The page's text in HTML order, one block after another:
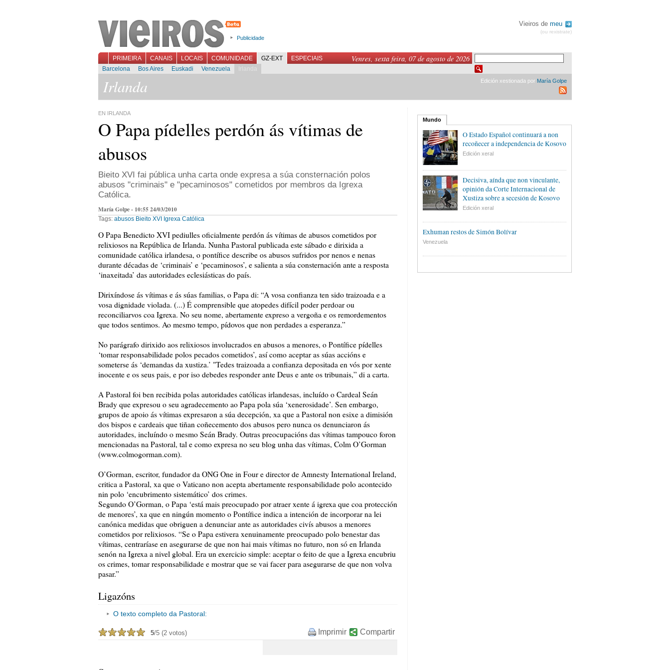
Publicidade
Vieiros de meu
(ou rexistrate)
Venres, sexta feira, 07 de agosto de 2026
PRIMEIRA CANAIS LOCAIS COMUNIDADE GZ-EXT
ESPECIAIS
Barcelona
Bos Aires Euskadi Venezuela Irlanda
Irlanda Edición xestionada por María Golpe
EN IRLANDA
O Papa pídelles perdón ás vítimas de
abusos
Bieito XVI fai pública unha carta onde expresa a súa consternación polos
abusos "criminais" e "pecaminosos" cometidos por membros da Igrexa
Católica.
María Golpe - 10:55 24/03/2010
Tags: abusos Bieito XVI Igrexa Católica
O Papa Benedicto XVI pediulles oficialmente perdón ás vítimas de abusos cometidos por
relixiosos na República de Irlanda. Nunha Pastoral publicada este sábado e dirixida a
comunidade católica irlandesa, o pontífice describe os abusos sufridos por nenos e nenas
durante décadas de ‘criminais’ e ‘pecaminosos’, e salienta a súa consternación ante a resposta
‘inaxeitada’ das autoridades eclesiásticas do país.
Dirixíndose ás vítimas e ás súas familias, o Papa di: “A vosa confianza ten sido traizoada e a
vosa dignidade violada. (...) É comprensible que atopedes difícil poder perdoar ou
reconciliarvos coa Igrexa. No seu nome, abertamente expreso a vergoña e os remordementos
que todos sentimos. Ao mesmo tempo, pídovos que non perdades a esperanza.”
No parágrafo dirixido aos relixiosos involucrados en abusos a menores, o Pontífice pídelles
‘tomar responsabilidade polos pecados cometidos’, así como aceptar as súas accións e
someterse ás ‘demandas da xustiza.’ "Tedes traizoada a confianza depositada en vós por xente
inocente e os seus pais, e por iso debedes responder ante Deus e ante os tribunais,” di a carta.
A Pastoral foi ben recibida polas autoridades católicas irlandesas, incluído o Cardeal Seán
Brady que expresou o seu agradecemento ao Papa pola súa ‘xenerosidade’. Sen embargo,
grupos de apoio ás vítimas expresaron a súa decepción, xa que a Pastoral non esixe a dimisión
dos bispos e cardeais que tiñan coñecemento dos abusos pero nunca os denunciaron ás
autoridades, incluíndo o mesmo Seán Brady. Outras preocupacións das vítimas tampouco foron
mencionadas na Pastoral, tal e como expresa no seu blog unha das vítimas, Colm O’Gorman
(www.colmogorman.com).
O’Gorman, escritor, fundador da ONG One in Four e director de Amnesty International Ireland,
critica a Pastoral, xa que o Vaticano non acepta abertamente responsabilidade polo acontecido
nin polo ‘encubrimento sistemático’ dos crimes.
Segundo O’Gorman, o Papa ‘está mais preocupado por atraer xente á igrexa que coa protección
de menores’, xa que en ningún momento o Pontífice indica a intención de incorporar na lei
canónica medidas que obriguen a denunciar ante as autoridades civís abusos a menores
cometidos por relixiosos. “Se o Papa estivera xenuinamente preocupado polo benestar das
vítimas, centraríase en asegurarse de que non hai mais vítimas no futuro, non só en Irlanda
senón na Igrexa a nivel global. Era un exercicio simple: aceptar o feito de que a Igrexa encubriu
os crimes, tomar responsabilidade e mostrar que se vai facer para asegurarse de que non volva
pasar.”
Ligazóns
O texto completo da Pastoral:
5/5 (2 votos) Compartir
Imprimir
Mundo
O Estado Español continuará a non
recoñecer a independencia de Kosovo
Edición xeral
Decisiva, aínda que non vinculante,
opinión da Corte Internacional de
Xustiza sobre a secesión de Kosovo
Edición xeral
Exhuman restos de Simón Bolívar
Venezuela